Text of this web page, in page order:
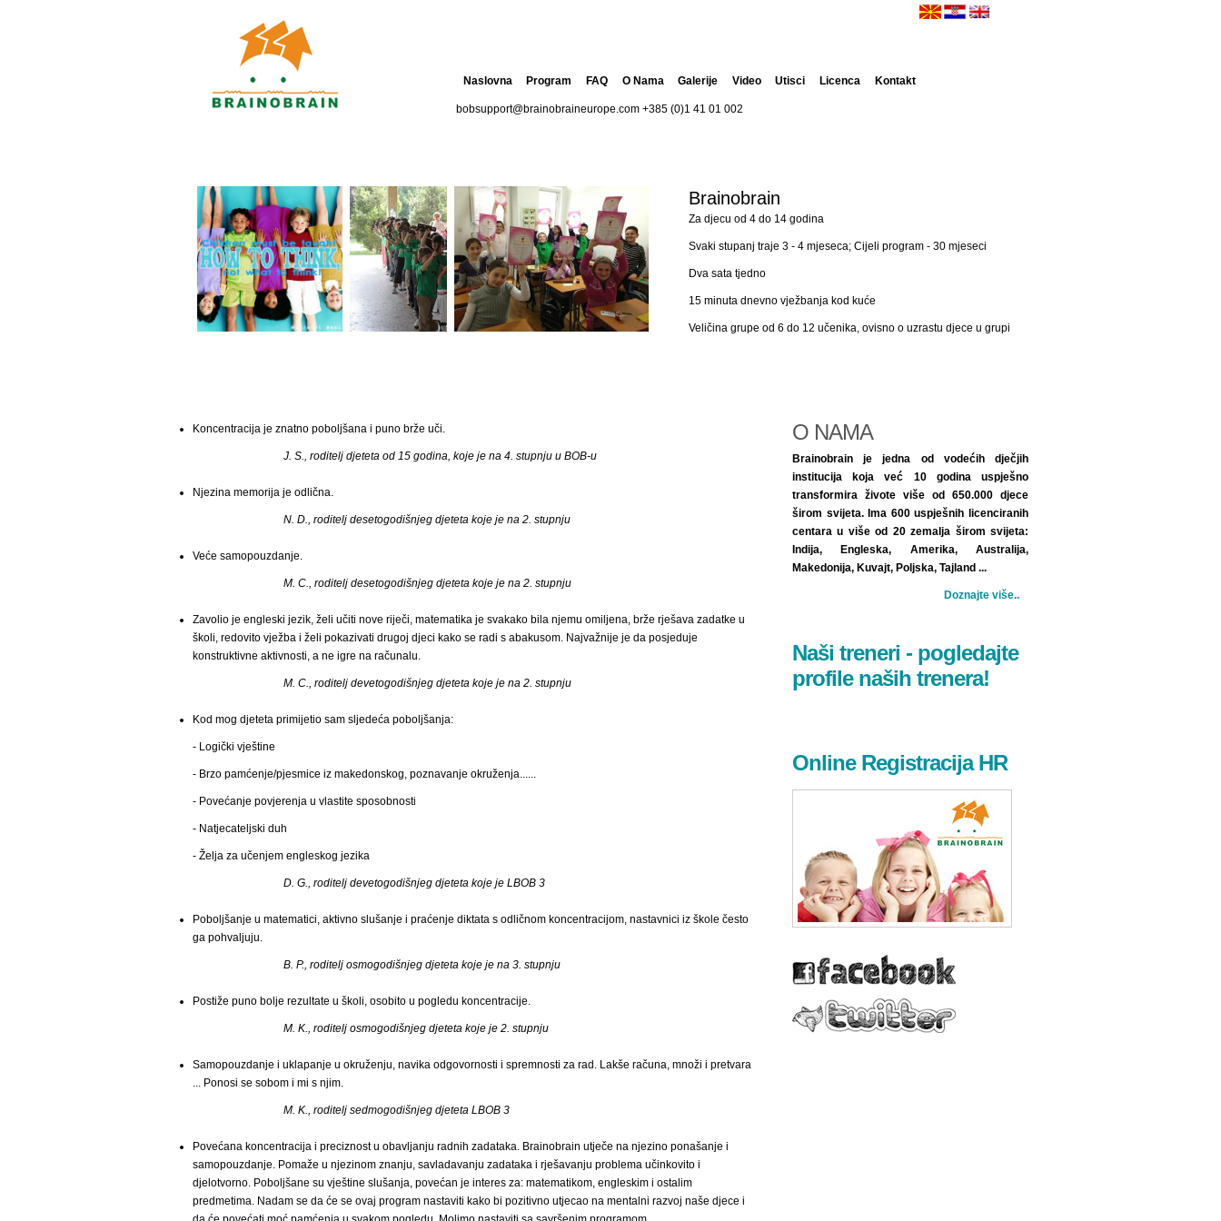
Naslovna Program FAQ O Nama Galerije Video Utisci Licenca Kontakt
bobsupport@brainobraineurope.com +385 (0)1 41 01 002
Brainobrain
Za djecu od 4 do 14 godina
Svaki stupanj traje 3 - 4 mjeseca; Cijeli program - 30 mjeseci
Dva sata tjedno
15 minuta dnevno vježbanja kod kuće
Veličina grupe od 6 do 12 učenika, ovisno o uzrastu djece u grupi
Koncentracija je znatno poboljšana i puno brže uči.
J. S., roditelj djeteta od 15 godina, koje je na 4. stupnju u BOB-u
Njezina memorija je odlična.
N. D., roditelj desetogodišnjeg djeteta koje je na 2. stupnju
Veće samopouzdanje.
M. С., roditelj desetogodišnjeg djeteta koje je na 2. stupnju
Zavolio je engleski jezik, želi učiti nove riječi, matematika je svakako bila njemu omiljena, brže rješava zadatke u
školi, redovito vježba i želi pokazivati drugoj djeci kako se radi s abakusom. Najvažnije je da posjeduje
konstruktivne aktivnosti, a ne igre na računalu.
М. С., roditelj devetogodišnjeg djeteta koje je na 2. stupnju
Kod mog djeteta primijetio sam sljedeća poboljšanja:
- Logički vještine
- Brzo pamćenje/pjesmice iz makedonskog, poznavanje okruženja......
- Povećanje povjerenja u vlastite sposobnosti
- Natjecateljski duh
- Želja za učenjem engleskog jezika
D. G., roditelj devetogodišnjeg djeteta koje je LBOB 3
Poboljšanje u matematici, aktivno slušanje i praćenje diktata s odličnom koncentracijom, nastavnici iz škole često
ga pohvaljuju.
B. P., roditelj osmogodišnjeg djeteta koje je na 3. stupnju
Postiže puno bolje rezultate u školi, osobito u pogledu koncentracije.
M. K., roditelj osmogodišnjeg djeteta koje je 2. stupnju
Samopouzdanje i uklapanje u okruženju, navika odgovornosti i spremnosti za rad. Lakše računa, množi i pretvara
... Ponosi se sobom i mi s njim.
M. K., roditelj sedmogodišnjeg djeteta LBOB 3
Povećana koncentracija i preciznost u obavljanju radnih zadataka. Brainobrain utječe na njezino ponašanje i
samopouzdanje. Pomaže u njezinom znanju, savladavanju zadataka i rješavanju problema učinkovito i
djelotvorno. Poboljšane su vještine slušanja, povećan je interes za: matematikom, engleskim i ostalim
predmetima. Nadam se da će se ovaj program nastaviti kako bi pozitivno utjecao na mentalni razvoj naše djece i
O NAMA
Brainobrain je jedna od vodećih dječjih
institucija koja već 10 godina uspješno
transformira živote više od 650.000 djece
širom svijeta. Ima 600 uspješnih licenciranih
centara u više od 20 zemalja širom svijeta:
Indija, Engleska, Amerika, Australija,
Makedonija, Kuvajt, Poljska, Tajland ...
Doznajte više..
Naši treneri - pogledajte
profile naših trenera!
Online Registracija HR